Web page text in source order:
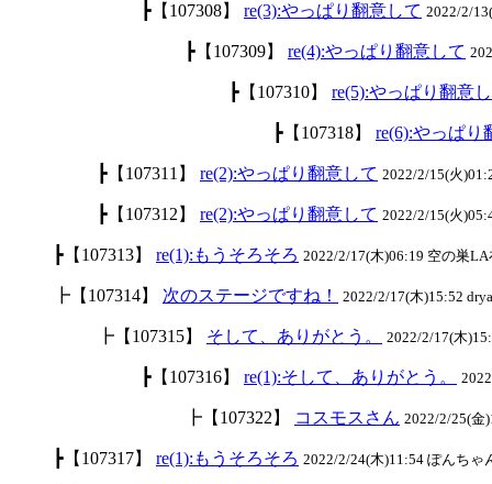
┣【107308】 re(3):やっぱり翻意して 2022/2/
┣【107309】 re(4):やっぱり翻意して
┣【107310】 re(5):やっぱり翻意
┣【107318】 re(6):やっぱり
┣【107311】 re(2):やっぱり翻意して 2022/2/15(火
┣【107312】 re(2):やっぱり翻意して 2022/2/15(火
┣【107313】 re(1):もうそろそろ 2022/2/17(木)06:19 空の巣LA
┣【107314】 次のステージですね！ 2022/2/17(木)15:52
┣【107315】 そして、ありがとう。 2022/2/17(木
┣【107316】 re(1):そして、ありがとう。
┣【107322】 コスモスさん 2022/2/25(金
┣【107317】 re(1):もうそろそろ 2022/2/24(木)11:54 ぽんちゃ